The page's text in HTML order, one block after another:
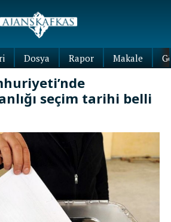
Dosya Rapor Makale
seçim tarihi belli